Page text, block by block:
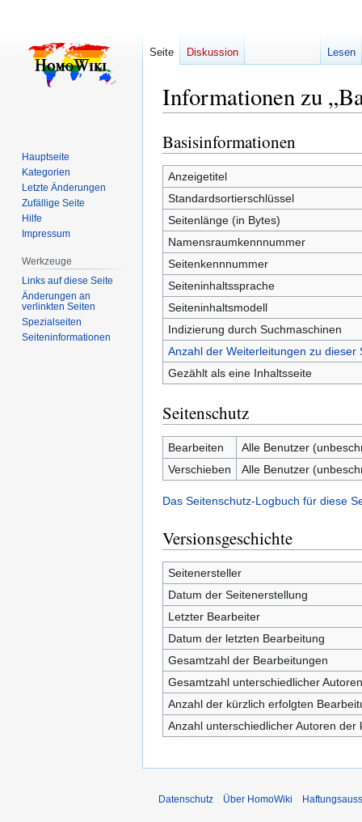
Informationen zu
Zur
Navigation
springen
Zur
Suche
springen
Basisinformationen
Anzeigetitel
Standardsortierschlüssel
Seitenlänge (in Bytes)
Namensraumkennnummer
Seitenkennnummer
Seiteninhaltssprache
Seiteninhaltsmodell
Indizierung durch Suchmaschinen
Anzahl der Weiterleitungen zu dieser
Gezählt als eine Inhaltsseite
Seitenschutz
Bearbeiten
Alle Benutzer
Verschieben
Alle Benutzer
Das Seitenschutz-Logbuch für diese
Versionsgeschichte
Seitenersteller
Datum der Seitenerstellung
Letzter Bearbeiter
Datum der letzten Bearbeitung
Gesamtzahl der Bearbeitungen
Gesamtzahl unterschiedlicher Autoren
Anzahl der kürzlich erfolgten
Anzahl unterschiedlicher Autoren
Seite Diskussion Lesen
Hauptseite
Kategorien
Letzte Änderungen
Zufällige Seite
Hilfe
Impressum
Werkzeuge
Links auf diese Seite
Änderungen an
verlinkten Seiten
Spezialseiten
Seiten­­informationen
Datenschutz Über HomoWiki